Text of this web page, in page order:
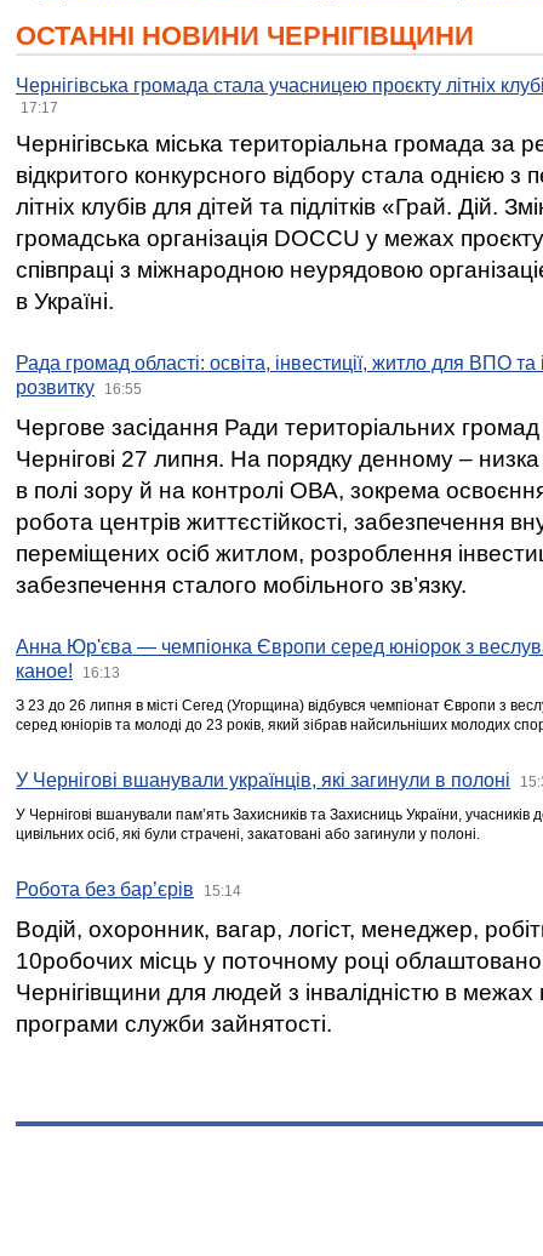
ОСТАННІ НОВИНИ ЧЕРНІГІВЩИНИ
Чернігівська громада стала учасницею проєкту літніх
17:17
Чернігівська міська територіальна громада за
відкритого конкурсного відбору стала однією
літніх клубів для дітей та підлітків «Грай. Дій.
громадська організація DOCCU у межах
співпраці з міжнародною неурядовою
в Україні.
Рада громад області: освіта, інвестиції, житло для ВПО
розвитку
16:55
Чергове засідання Ради територіальних громад
Чернігові 27 липня. На порядку денному –
в полі зору й на контролі ОВА, зокрема освоєння
робота центрів життєстійкості, забезпечення
переміщених осіб житлом, розроблення
забезпечення сталого мобільного зв’язку.
Анна Юр'єва — чемпіонка Європи серед юніорок з
каное!
16:13
З 23 до 26 липня в місті Сегед (Угорщина) відбувся чемпіонат Європи з
серед юніорів та молоді до 23 років, який зібрав найсильніших молодих
У Чернігові вшанували українців, які загинули в полоні
У Чернігові вшанували пам’ять Захисників та Захисниць України,
цивільних осіб, які були страчені, закатовані або загинули у полоні.
Робота без бар’єрів 15:14
Водій, охоронник, вагар, логіст, менеджер,
10робочих місць у поточному році
Чернігівщини для людей з інвалідністю в межах
програми служби зайнятості.